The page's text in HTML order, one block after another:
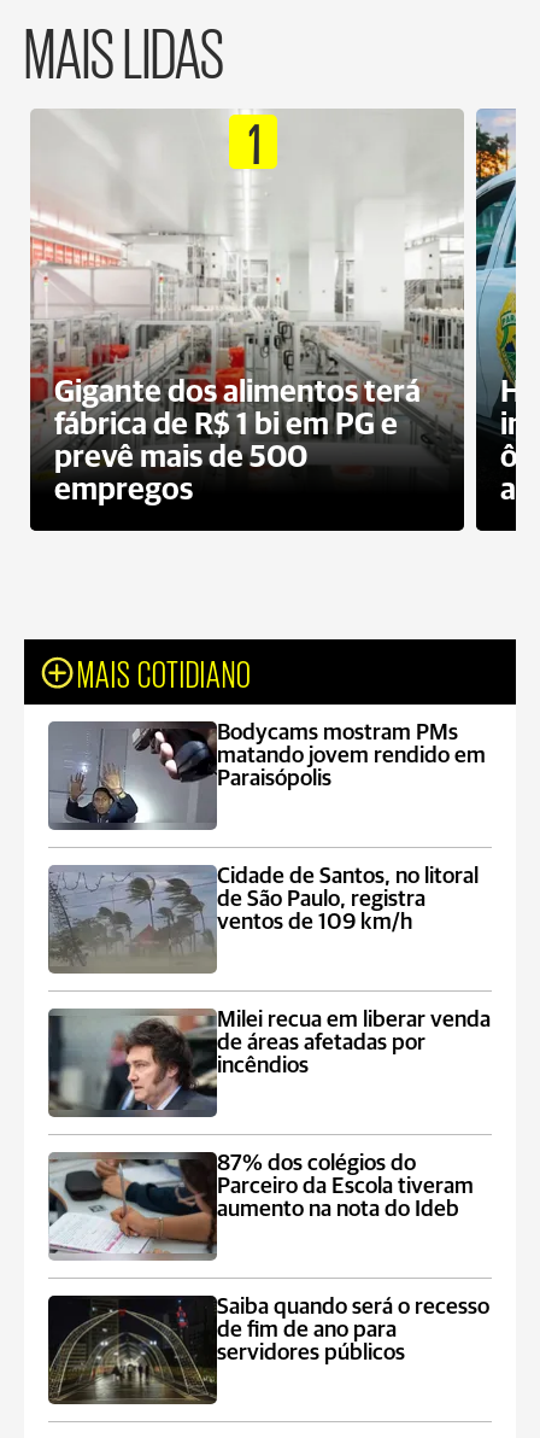
MAIS LIDAS
1
Gigante dos alimentos terá
fábrica de R$ 1 bi em PG e
prevê mais de 500
empregos
MAIS COTIDIANO
Bodycams mostram PMs
matando jovem rendido em
Paraisópolis
Cidade de Santos, no litoral
de São Paulo, registra
ventos de 109 km/h
Milei recua em liberar venda
de áreas afetadas por
incêndios
87% dos colégios do
Parceiro da Escola tiveram
aumento na nota do Ideb
Saiba quando será o recesso
de fim de ano para
servidores públicos